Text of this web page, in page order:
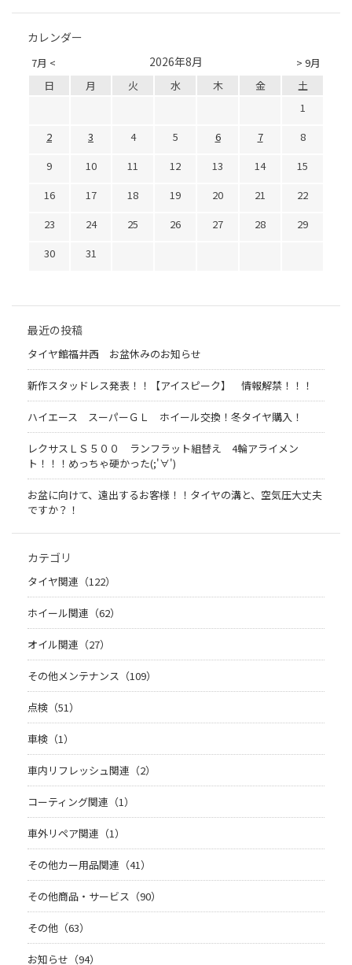
カレンダー
7月 < > 9月
2026年8月
日 月 火 水 木 金
土
1
2
3 4 5 6 7
8
9
10 11 12 13 14
15
16
17 18 19 20 21
22
23
24 25 26 27 28
29
30
31
最近の投稿
タイヤ館福井西 お盆休みのお知らせ
新作スタッドレス発表！！【アイスピーク】 情報解禁！！！
ハイエース スーパーＧＬ ホイール交換！冬タイヤ購入！
レクサスＬＳ５００ ランフラット組替え 4輪アライメン
ト！！！めっちゃ硬かった(;'∀')
お盆に向けて、遠出するお客様！！タイヤの溝と、空気圧大丈夫
ですか？！
カテゴリ
タイヤ関連（122）
ホイール関連（62）
オイル関連（27）
その他メンテナンス（109）
点検（51）
車検（1）
車内リフレッシュ関連（2）
コーティング関連（1）
車外リペア関連（1）
その他カー用品関連（41）
その他商品・サービス（90）
その他（63）
お知らせ（94）